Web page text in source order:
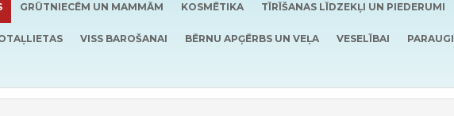
GRŪTNIECĒM UN MAMMĀM KOSMĒTIKA TĪRĪŠANAS LĪDZEKĻI UN PIEDERUMI
VISS BAROŠANAI BĒRNU APĢĒRBS UN VEĻA VESELĪBAI PARAUGI